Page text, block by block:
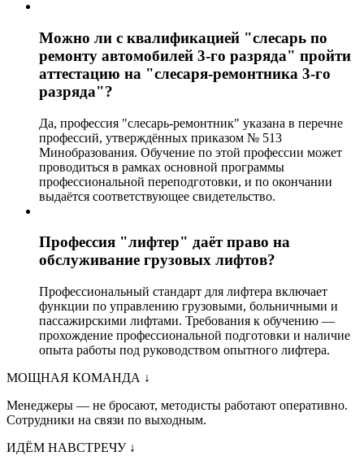
Можно ли с квалификацией "слесарь по
ремонту автомобилей 3-го разряда" пройти
аттестацию на "слесаря-ремонтника 3-го
разряда"?
Да, профессия "слесарь-ремонтник" указана в перечне
профессий, утверждённых приказом № 513
Минобразования. Обучение по этой профессии может
проводиться в рамках основной программы
профессиональной переподготовки, и по окончании
выдаётся соответствующее свидетельство.
Профессия "лифтер" даёт право на
обслуживание грузовых лифтов?
Профессиональный стандарт для лифтера включает
функции по управлению грузовыми, больничными и
пассажирскими лифтами. Требования к обучению —
прохождение профессиональной подготовки и наличие
опыта работы под руководством опытного лифтера.
МОЩНАЯ КОМАНДА ↓
Менеджеры — не бросают, методисты работают оперативно.
Сотрудники на связи по выходным.
ИДЁМ НАВСТРЕЧУ ↓